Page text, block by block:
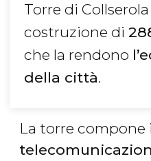
Torre di
costruzione di
che la rendono
della città.
La torre compone